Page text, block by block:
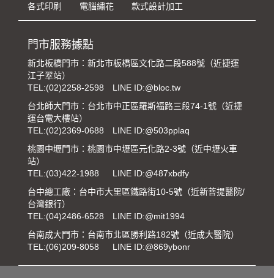
各式印刷 電腦繡花 款式設計加工
門市服務據點
新北板橋門市：新北市板橋區文化路二段588號（近捷運
江子翠站）
TEL:(02)2258-2598
LINE ID:@bloc.tw
台北師大門市：台北市中正區羅斯福路三段74-1號（近捷
運台電大樓站）
TEL:(02)2369-0688
LINE ID:@503pplaq
桃園中壢門市：桃園市中壢區元化路2-3號（近中壢火車
站）
TEL:(03)422-1988
LINE ID:@487xbdfy
台中總工廠：台中市大里區鐵路街10-5號（近新菩提醫院/
台灣銀行）
TEL:(04)2486-6528
LINE ID:@mit1994
台南成大門市：台南市北區勝利路182號（近成大醫院）
TEL:(06)209-8058 LINE ID:@869ybonr